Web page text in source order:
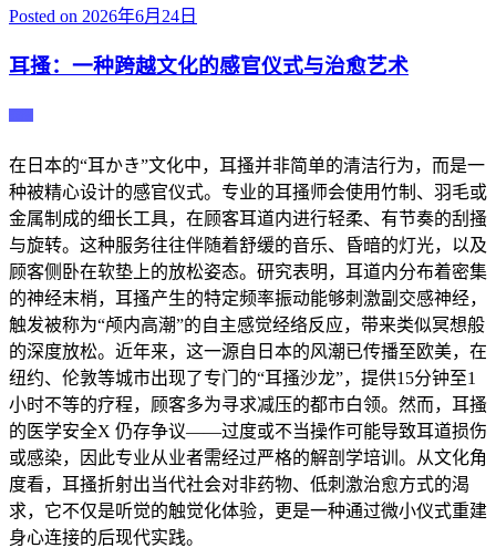
Posted on 2026年6月24日
耳搔：一种跨越文化的感官仪式与治愈艺术
在日本的“耳かき”文化中，耳搔并非简单的清洁行为，而是一
种被精心设计的感官仪式。专业的耳搔师会使用竹制、羽毛或
金属制成的细长工具，在顾客耳道内进行轻柔、有节奏的刮搔
与旋转。这种服务往往伴随着舒缓的音乐、昏暗的灯光，以及
顾客侧卧在软垫上的放松姿态。研究表明，耳道内分布着密集
的神经末梢，耳搔产生的特定频率振动能够刺激副交感神经，
触发被称为“颅内高潮”的自主感觉经络反应，带来类似冥想般
的深度放松。近年来，这一源自日本的风潮已传播至欧美，在
纽约、伦敦等城市出现了专门的“耳搔沙龙”，提供15分钟至1
小时不等的疗程，顾客多为寻求减压的都市白领。然而，耳搔
的医学安全X 仍存争议——过度或不当操作可能导致耳道损伤
或感染，因此专业从业者需经过严格的解剖学培训。从文化角
度看，耳搔折射出当代社会对非药物、低刺激治愈方式的渴
求，它不仅是听觉的触觉化体验，更是一种通过微小仪式重建
身心连接的后现代实践。